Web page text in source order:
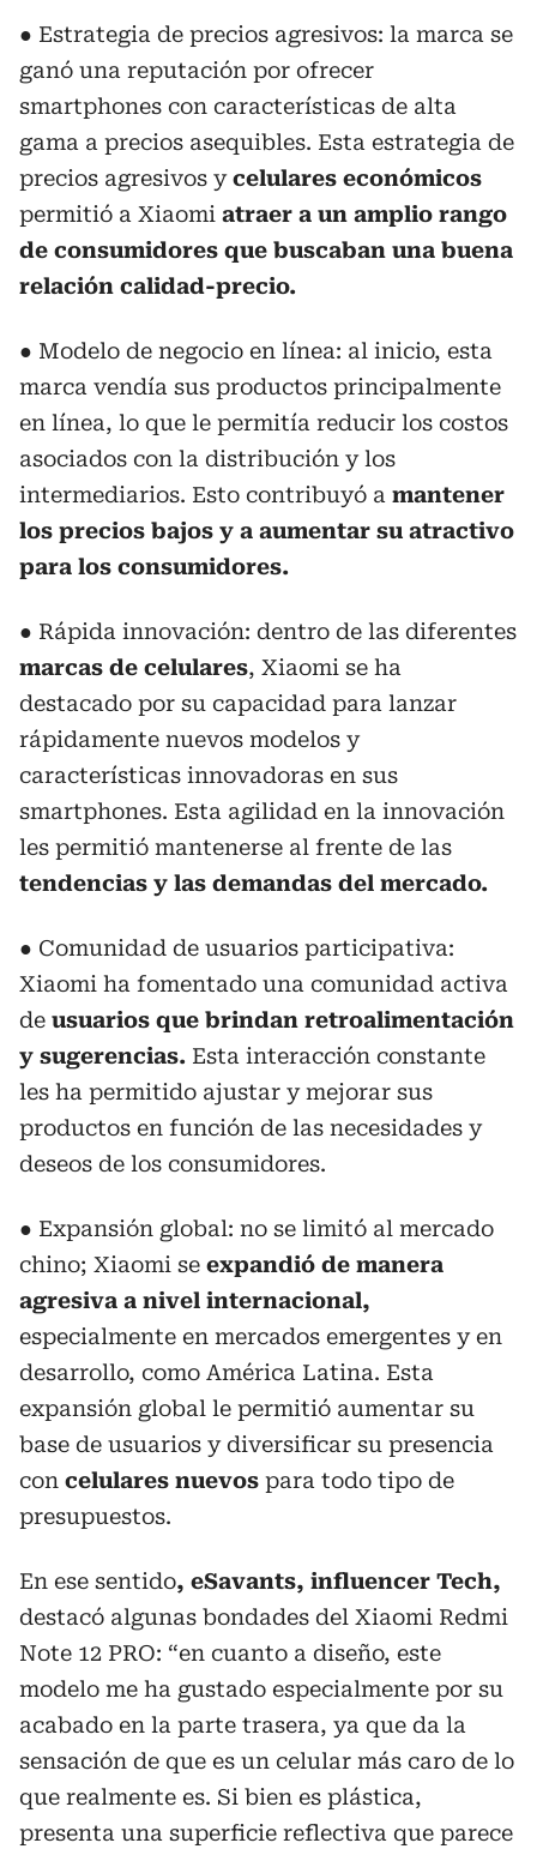
● Estrategia de precios agresivos: la marca se
ganó una reputación por ofrecer
smartphones con características de alta
gama a precios asequibles. Esta estrategia de
precios agresivos ycelulares económicos
permitió a Xiaomi atraer a un amplio rango
de consumidores que buscaban una buena
relación calidad-precio.
● Modelo de negocio en línea: al inicio, esta
marca vendía sus productos principalmente
en línea, lo que le permitía reducir los costos
asociados con la distribución y los
intermediarios. Esto contribuyó a mantener
los precios bajos y a aumentar su atractivo
para los consumidores.
● Rápida innovación: dentro de las diferentes
marcas de celulares, Xiaomi se ha
destacado por su capacidad para lanzar
rápidamente nuevos modelos y
características innovadoras en sus
smartphones. Esta agilidad en la innovación
les permitió mantenerse al frente de las
tendencias y las demandas del mercado.
● Comunidad de usuarios participativa:
Xiaomi ha fomentado una comunidad activa
de usuarios que brindan retroalimentación
y sugerencias. Esta interacción constante
les ha permitido ajustar y mejorar sus
productos en función de las necesidades y
deseos de los consumidores.
● Expansión global: no se limitó al mercado
chino; Xiaomi se expandió de manera
agresiva a nivel internacional,
especialmente en mercados emergentes y en
desarrollo, como América Latina. Esta
expansión global le permitió aumentar su
base de usuarios y diversificar su presencia
con celulares nuevos para todo tipo de
presupuestos.
En ese sentido, eSavants, influencer Tech,
destacó algunas bondades del Xiaomi Redmi
Note 12 PRO: “en cuanto a diseño, este
modelo me ha gustado especialmente por su
acabado en la parte trasera, ya que da la
sensación de que es un celular más caro de lo
que realmente es. Si bien es plástica,
presenta una superficie reflectiva que parece